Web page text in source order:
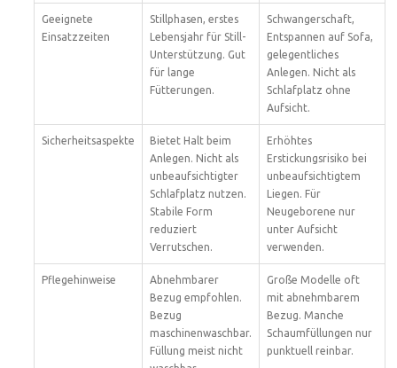
Geeignete
Einsatzzeiten
Stillphasen, erstes
Lebensjahr für Still-
Unterstützung. Gut
für lange
Fütterungen.
Schwangerschaft,
Entspannen auf Sofa,
gelegentliches
Anlegen. Nicht als
Schlafplatz ohne
Aufsicht.
Sicherheitsaspekte
Bietet Halt beim
Anlegen. Nicht als
unbeaufsichtigter
Schlafplatz nutzen.
Stabile Form
reduziert
Verrutschen.
Erhöhtes
Erstickungsrisiko bei
unbeaufsichtigtem
Liegen. Für
Neugeborene nur
unter Aufsicht
verwenden.
Pflegehinweise
Abnehmbarer
Bezug empfohlen.
Bezug
maschinenwaschbar.
Füllung meist nicht
Große Modelle oft
mit abnehmbarem
Bezug. Manche
Schaumfüllungen nur
punktuell reinbar.